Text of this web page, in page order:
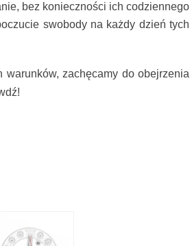
bez konieczności ich codziennego
swobody na każdy dzień tych
warunków, zachęcamy do obejrzenia